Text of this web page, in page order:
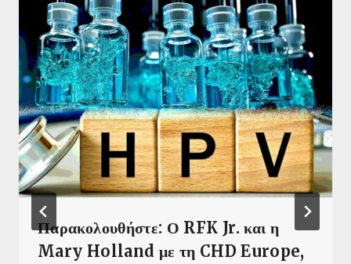
Παρακολουθήστε: Ο RFK Jr. και η
Mary Holland με τη CHD Europe,